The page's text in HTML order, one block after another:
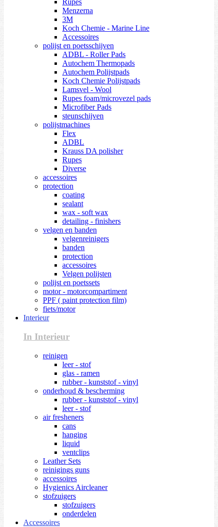
Rupes
Menzerna
3M
Koch Chemie - Marine Line
Accessoires
polijst en poetsschijven
ADBL - Roller Pads
Autochem Thermopads
Autochem Polijstpads
Koch Chemie Polijstpads
Lamsvel - Wool
Rupes foam/microvezel pads
Microfiber Pads
steunschijven
polijstmachines
Flex
ADBL
Krauss DA polisher
Rupes
Diverse
accessoires
protection
coating
sealant
wax - soft wax
detailing - finishers
velgen en banden
velgenreinigers
banden
protection
accessoires
Velgen polijsten
polijst en poetssets
motor - motorcompartiment
PPF ( paint protection film)
fiets/motor
Interieur
In Interieur
reinigen
leer - stof
glas - ramen
rubber - kunststof - vinyl
onderhoud & bescherming
rubber - kunststof - vinyl
leer - stof
air fresheners
cans
hanging
liquid
ventclips
Leather Sets
reinigings guns
accessoires
Hygienics Aircleaner
stofzuigers
stofzuigers
onderdelen
Accessoires